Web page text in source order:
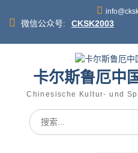
content
微信公众号: CKSK2003
卡尔斯鲁厄中
Chinesische Kultur- und
Search
for: